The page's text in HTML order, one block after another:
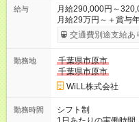
給与
月給290,000円～
月給29万円～＋賞与
慮し加給優遇 ■日勤のみを希望する方 月給27万円～＋賞与年3回
＋各種手当 ■夜勤のみを希望する方 月給30万円～＋賞与年3回＋
用形態、給与は本採用
交通費別途支給あ
勤務地
千葉県市原市
千葉県市原市
WiLL株式会社
勤務時間
シフト制